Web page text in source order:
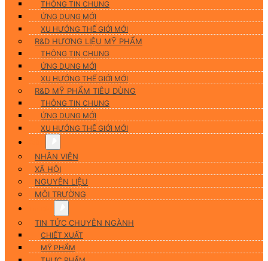
THÔNG TIN CHUNG
ỨNG DUNG MỚI
XU HƯỚNG THẾ GIỚI MỚI
R&D HƯƠNG LIỆU MỸ PHẨM
THÔNG TIN CHUNG
ỨNG DỤNG MỚI
XU HƯỚNG THẾ GIỚI MỚI
R&D MỸ PHẨM TIÊU DÙNG
THÔNG TIN CHUNG
ỨNG DỤNG MỚI
XU HƯỚNG THẾ GIỚI MỚI
NHÂN VIÊN
XÃ HỘI
NGUYÊN LIỆU
MÔI TRƯỜNG
TIN TỨC CHUYÊN NGÀNH
CHIẾT XUẤT
MỸ PHẨM